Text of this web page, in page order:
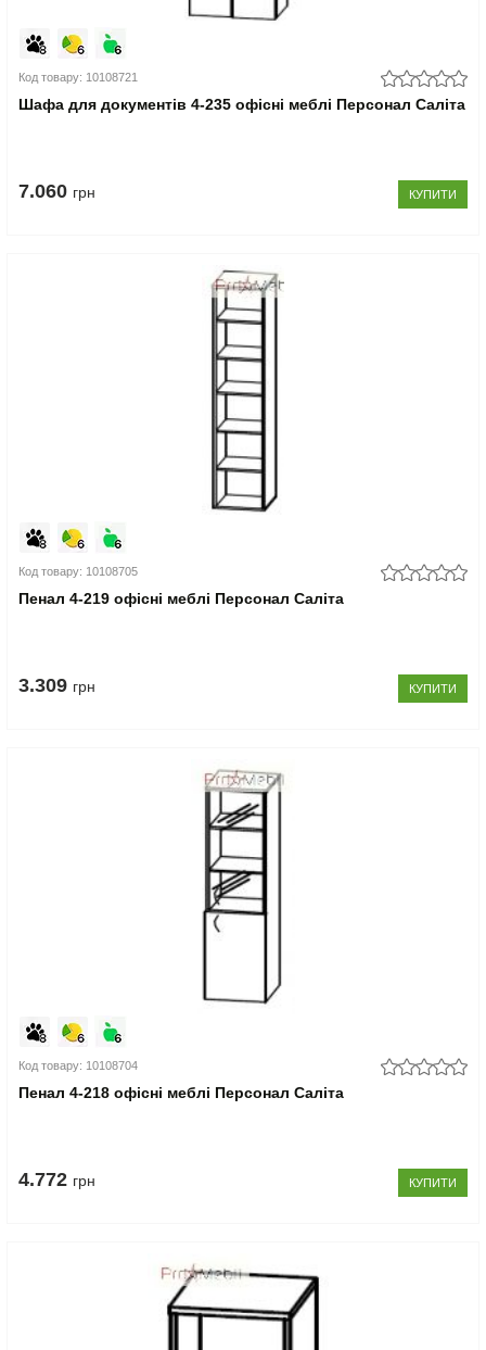
Код товару: 10108721
Шафа для документів 4-235 офісні меблі Персонал Саліта
7.060 грн КУПИТИ
Код товару: 10108705
Пенал 4-219 офісні меблі Персонал Саліта
3.309 грн КУПИТИ
Код товару: 10108704
Пенал 4-218 офісні меблі Персонал Саліта
4.772 грн КУПИТИ